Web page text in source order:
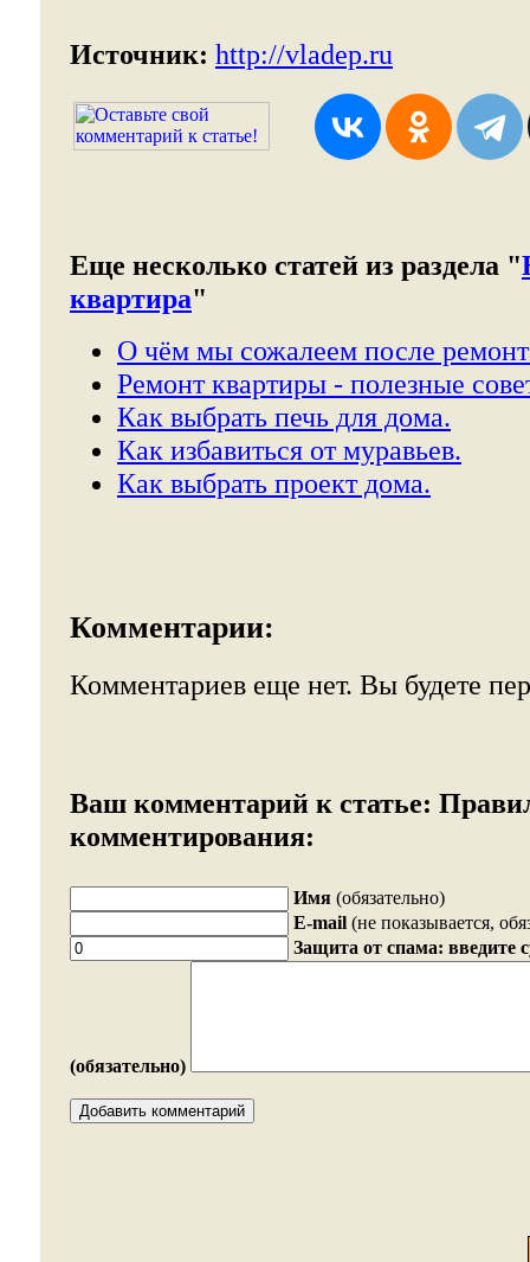
Источник: http://vladep.ru
Еще несколько статей из раздела "
квартира"
О чём мы сожалеем после
Ремонт квартиры - полезные
Как выбрать печь для дома.
Как избавиться от муравьев.
Как выбрать проект дома.
Комментарии:
Комментариев еще нет. Вы будете
Ваш комментарий к статье:
комментирования:
Имя (обязательно)
E-mail (не показывается,
Защита от спама: введите
(обязательно)